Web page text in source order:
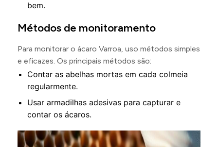
bem.
Métodos de monitoramento
Para monitorar o ácaro Varroa, uso métodos simples
e eficazes. Os principais métodos são:
Contar as abelhas mortas em cada colmeia
regularmente.
Usar armadilhas adesivas para capturar e
contar os ácaros.